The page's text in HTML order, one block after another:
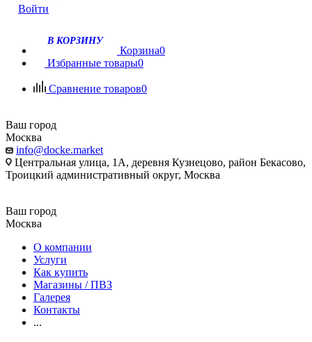
Войти
В КОРЗИНУ
Корзина0
Избранные товары0
Сравнение товаров0
Ваш город
Москва
info@docke.market
Центральная улица, 1А, деревня Кузнецово, район Бекасово,
Троицкий административный округ, Москва
Ваш город
Москва
О компании
Услуги
Как купить
Магазины / ПВЗ
Галерея
Контакты
...